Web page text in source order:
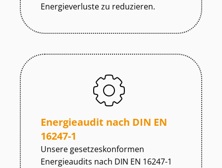
Energieverluste zu reduzieren.
Energieaudit nach DIN EN
16247-1
Unsere ge­set­zes­kon­for­men
Energieaudits nach DIN EN 16247-1